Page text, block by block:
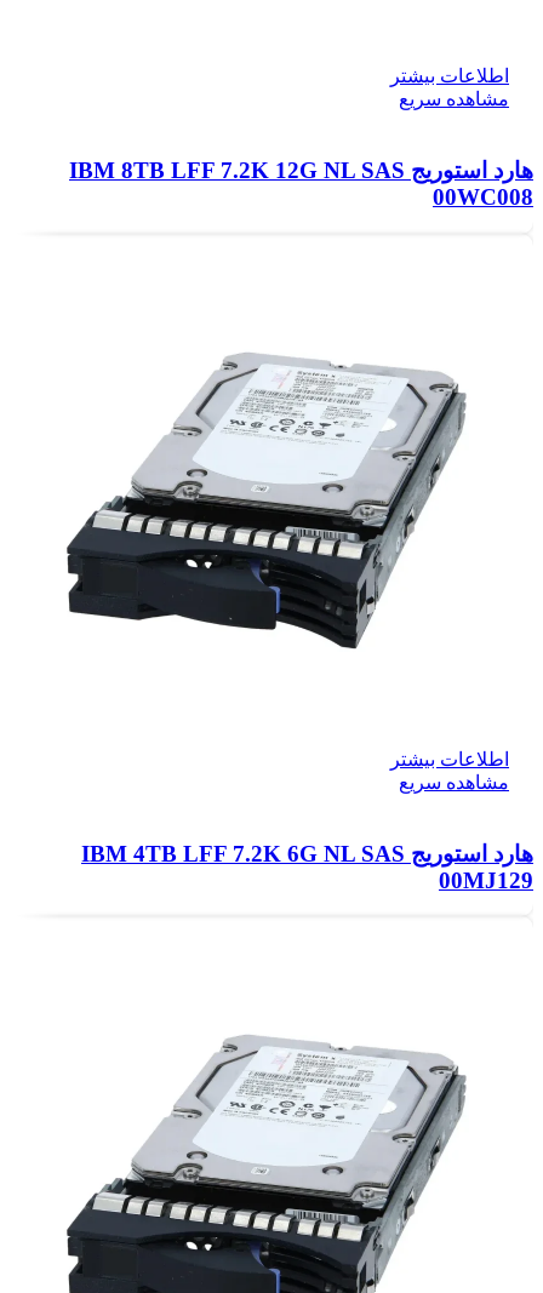
اطلاعات بیشتر
مشاهده سریع
هارد استوریج IBM 8TB LFF 7.2K 12G NL SAS
00WC008
اطلاعات بیشتر
مشاهده سریع
هارد استوریج IBM 4TB LFF 7.2K 6G NL SAS
00MJ129